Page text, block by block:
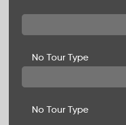
No Tour Type
No Tour Type